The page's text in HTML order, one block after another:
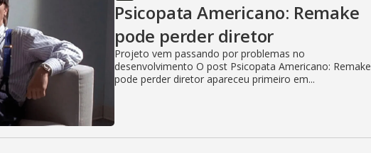
Psicopata Americano: Remake
pode perder diretor
Projeto vem passando por problemas no
desenvolvimento O post Psicopata Americano: Remake
pode perder diretor apareceu primeiro em...